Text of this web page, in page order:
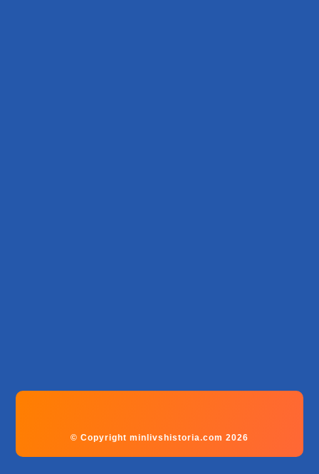
© Copyright minlivshistoria.com 2026